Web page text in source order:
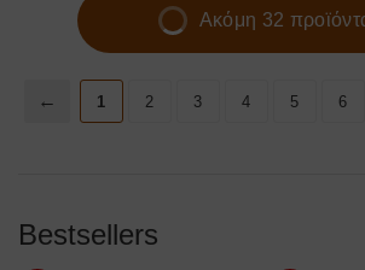
Ακόμη 32
1 2 3 4 5 6
Bestsellers